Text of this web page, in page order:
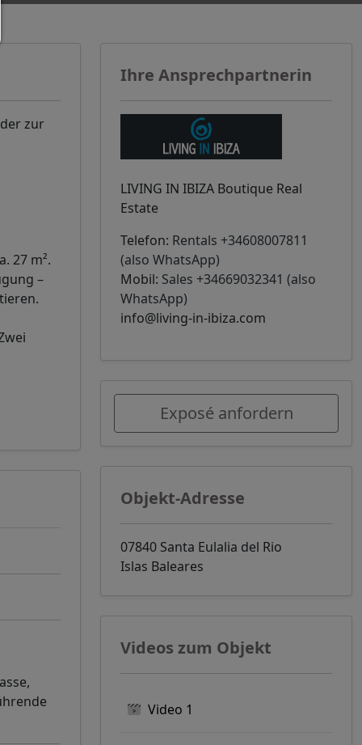
zur
27 m².
–
Ihre Ansprechpartnerin
LIVING IN IBIZA Boutique Real
Estate
Telefon: Rentals +34608007811
(also WhatsApp)
Mobil: Sales +34669032341 (also
WhatsApp)
info@living-in-ibiza.com
Exposé anfordern
Objekt-Adresse
07840 Santa Eulalia del Rio
Islas Baleares
Videos zum Objekt
Video 1